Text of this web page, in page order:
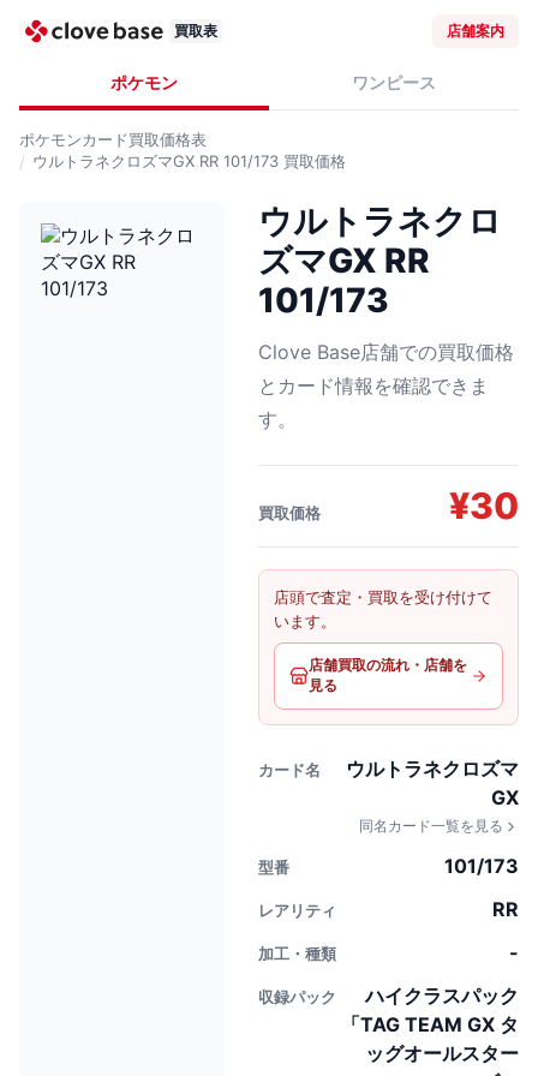
買取表 店舗案内
ポケモン ワンピース
ポケモンカード買取価格表
ウルトラネクロズマGX RR 101/173 買取価格
ウルトラネクロ
ズマGX RR
101/173
Clove Base店舗での買取価格
とカード情報を確認できま
す。
買取価格 ¥30
店頭で査定・買取を受け付けて
います。
店舗買取の流れ・店舗を
見る
カード名
ウルトラネクロズマ
GX
同名カード一覧を見る
型番 101/173
レアリティ RR
加工・種類 -
収録パック
ハイクラスパック
「TAG TEAM GX タ
ッグオールスター